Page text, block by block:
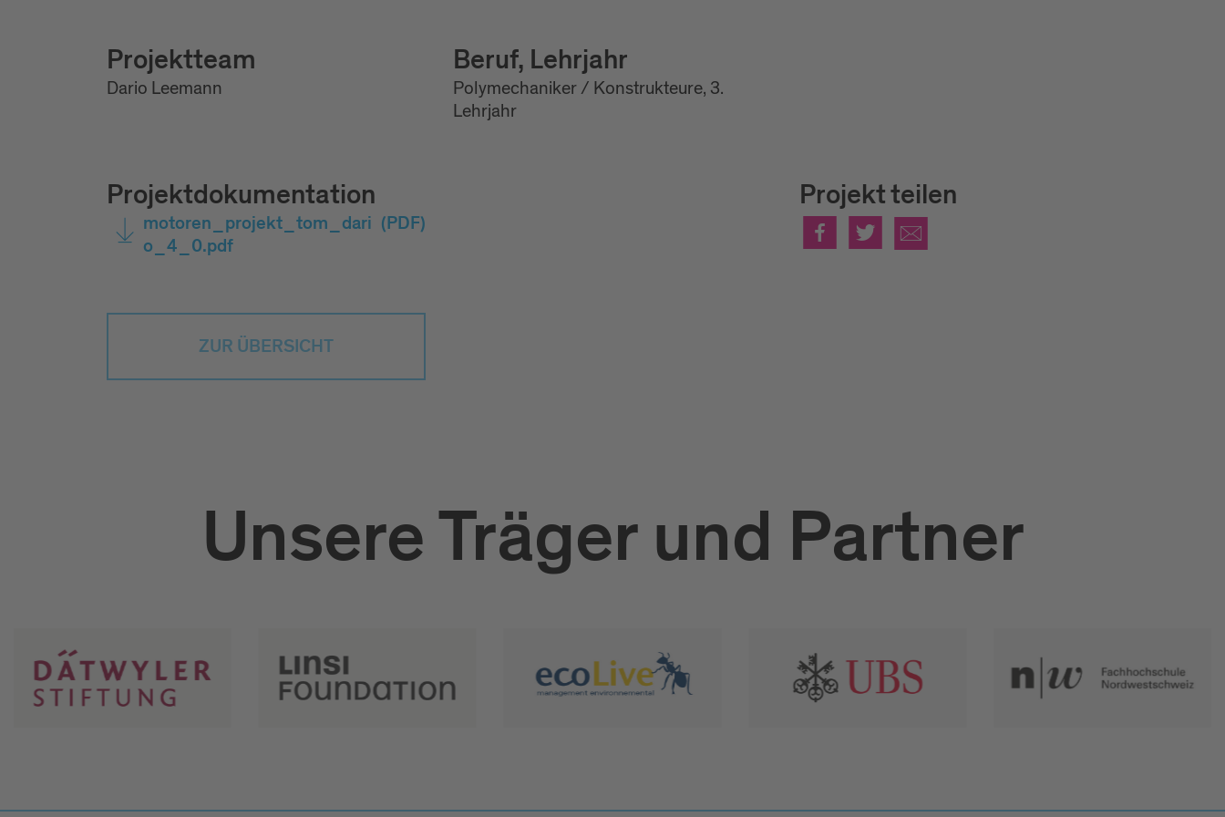
Projektteam
Dario Leemann
Beruf, Lehrjahr
Polymechaniker / Konstrukteure, 3.
Lehrjahr
Projektdokumentation
motoren_projekt_tom_dari
o_4_0.pdf
(PDF)
Projekt teilen
ZUR ÜBERSICHT
Unsere Träger und Partner